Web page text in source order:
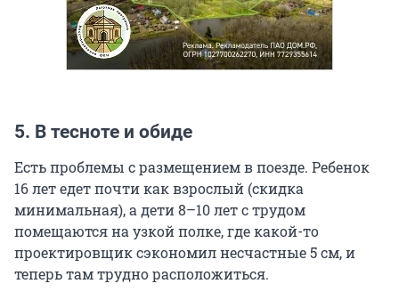
5. В тесноте и обиде
Есть проблемы с размещением в поезде. Ребенок
16 лет едет почти как взрослый (скидка
минимальная), а дети 8–10 лет с трудом
помещаются на узкой полке, где какой-то
проектировщик сэкономил несчастные 5 см, и
теперь там трудно расположиться.